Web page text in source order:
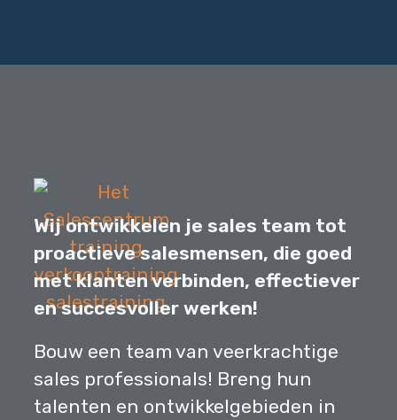
Wij ontwikkelen je sales team tot
proactieve salesmensen, die goed
met klanten verbinden, effectiever
en succesvoller werken!
Bouw een team van veerkrachtige
sales professionals! Breng hun
talenten en ontwikkelgebieden in